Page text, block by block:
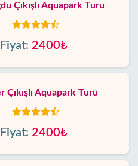
Çıkışlı Aquapark Turu
Fiyat: 2400₺
Çıkışlı Aquapark Turu
Fiyat: 2400₺